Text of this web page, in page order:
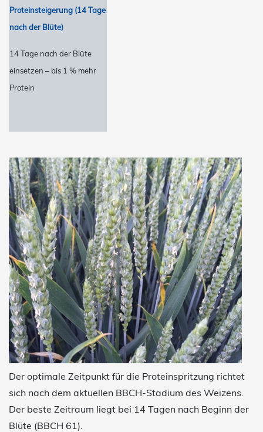
Proteinsteigerung (14 Tage
nach der Blüte)
14 Tage nach der Blüte
einsetzen – bis 1 % mehr
Protein
Der optimale Zeitpunkt für die Proteinspritzung richtet
sich nach dem aktuellen BBCH-Stadium des Weizens.
Der beste Zeitraum liegt bei 14 Tagen nach Beginn der
Blüte (BBCH 61).